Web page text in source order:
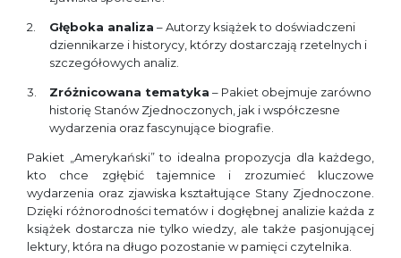
Głęboka analiza – Autorzy książek to doświadczeni
dziennikarze i historycy, którzy dostarczają rzetelnych i
szczegółowych analiz.
Zróżnicowana tematyka – Pakiet obejmuje zarówno
historię Stanów Zjednoczonych, jak i współczesne
wydarzenia oraz fascynujące biografie.
Pakiet „Amerykański” to idealna propozycja dla każdego,
kto chce zgłębić tajemnice i zrozumieć kluczowe
wydarzenia oraz zjawiska kształtujące Stany Zjednoczone.
Dzięki różnorodności tematów i dogłębnej analizie każda z
książek dostarcza nie tylko wiedzy, ale także pasjonującej
lektury, która na długo pozostanie w pamięci czytelnika.